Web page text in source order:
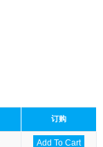
订购
Add To Cart